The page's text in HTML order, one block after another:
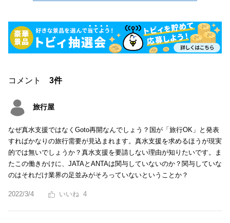
コメント 3件
旅行屋
なぜ真水支援ではなくGoto再開なんでしょう？国が「旅行OK」と発表
すればかなりの旅行需要が見込まれます。真水支援を求めるほうが現実
的では無いでしょうか？真水支援を要請しない理由が知りたいです。ま
たこの働きかけに、JATAとANTAは関与していないのか？関与していな
のはそれだけ業界の足並みがそろっていないということか？
2022/3/4 4